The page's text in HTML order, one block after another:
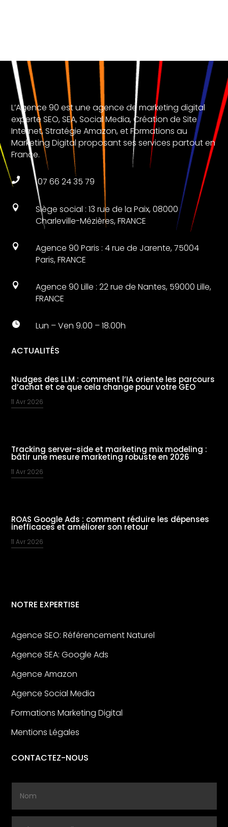
L’Agence 90 est une agence de marketing digital
experte SEO, SEA, Social Media, Création de Site
Internet, Stratégie Amazon, et Formations au
Marketing Digital proposant ses services partout en
France.
 07 66 24 35 79

Siège social : 13 rue de la Paix, 08000
Charleville-Mézières, FRANCE

Agence 90 Paris : 4 rue de Jarente, 75004
Paris, FRANCE

Agence 90 Lille : 22 rue de Nantes, 59000 Lille,
FRANCE
 Lun – Ven 9.00 – 18.00h
ACTUALITÉS
Nudges des LLM : comment l’IA oriente les parcours
d’achat et ce que cela change pour votre GEO
11 Avr 2026
Tracking server-side et marketing mix modeling :
bâtir une mesure marketing robuste en 2026
11 Avr 2026
ROAS Google Ads : comment réduire les dépenses
inefficaces et améliorer son retour
11 Avr 2026
NOTRE EXPERTISE
Agence SEO: Référencement Naturel
Agence SEA: Google Ads
Agence Amazon
Agence Social Media
Formations Marketing Digital
Mentions Légales
CONTACTEZ-NOUS